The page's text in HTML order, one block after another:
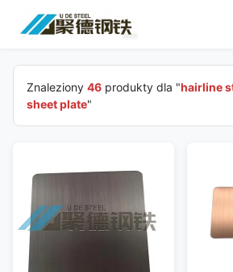
Znaleziony 46 produkty dla "hairline
sheet plate"